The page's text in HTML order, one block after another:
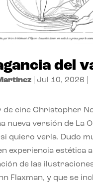
del
| Jul 10, 2026
de cine Christopher
nueva versión de La
quiero verla. Dudo
experiencia estética
de las
Flaxman, y que se